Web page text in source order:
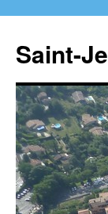
contenu
Saint-